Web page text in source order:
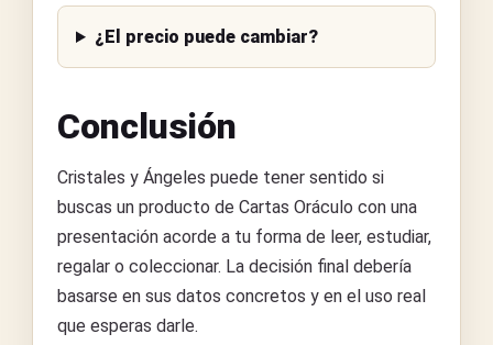
¿El precio puede cambiar?
Conclusión
Cristales y Ángeles puede tener sentido si
buscas un producto de Cartas Oráculo con una
presentación acorde a tu forma de leer, estudiar,
regalar o coleccionar. La decisión final debería
basarse en sus datos concretos y en el uso real
que esperas darle.